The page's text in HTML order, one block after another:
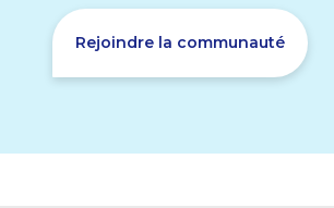
Rejoindre la communauté